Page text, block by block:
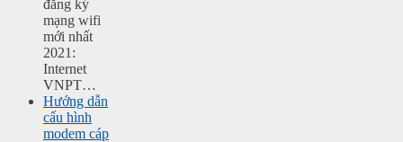
đăng ký
mạng wifi
mới nhất
2021:
Internet
VNPT…
Hướng dẫn
cấu hình
modem cáp